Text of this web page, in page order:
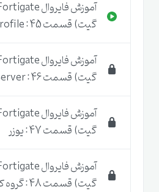
گیت) قسمت 45 : Admin Profile
گیت) قسمت 46 : LDAP Server
گیت) قسمت 47 : یوزر
گیت) قسمت 48 : گروه کاربران